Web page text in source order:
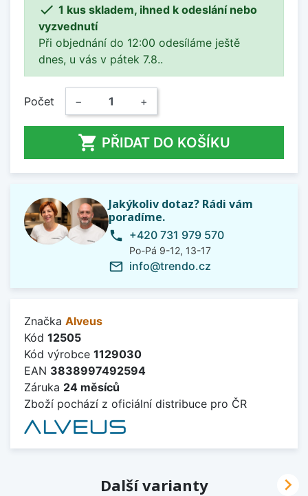
 1 kus skladem, ihned k odeslání nebo
vyzvednutí
Při objednání do 12:00 odesíláme ještě
dnes, u vás v pátek 7.8..
Počet − +
 PŘIDAT DO KOŠÍKU
Jakýkoliv dotaz? Rádi vám
poradíme.
phone +420 731 979 570
Po-Pá 9-12, 13-17
mail_outline info@trendo.cz
Značka Alveus
Kód 12505
Kód výrobce 1129030
EAN 3838997492594
Záruka 24 měsíců
Zboží pochází z oficiální distribuce pro ČR
Další varianty 